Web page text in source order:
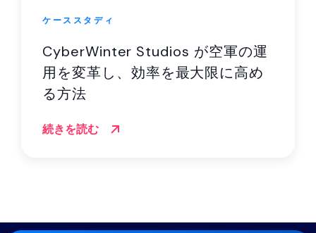
ケーススタディ
CyberWinter Studios が空軍の運
用を変革し、効率を最大限に高め
る方法
続きを読む